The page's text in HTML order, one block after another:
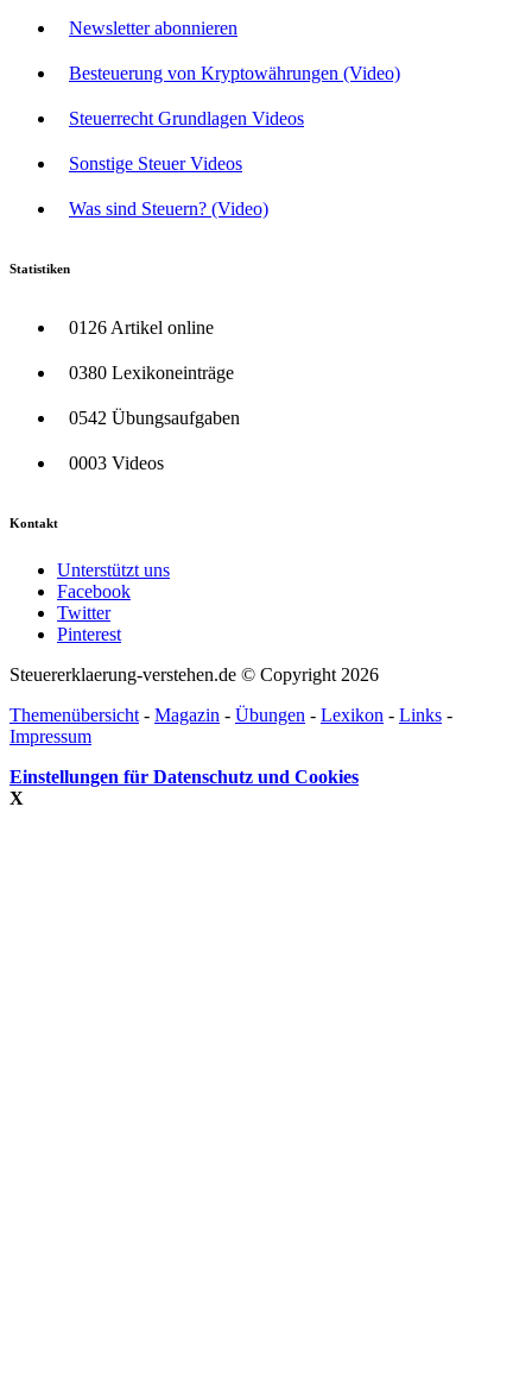
Newsletter abonnieren
Besteuerung von Kryptowährungen (Video)
Steuerrecht Grundlagen Videos
Sonstige Steuer Videos
Was sind Steuern? (Video)
Statistiken
0126 Artikel online
0380 Lexikoneinträge
0542 Übungsaufgaben
0003 Videos
Kontakt
Unterstützt uns
Facebook
Twitter
Pinterest
Steuererklaerung-verstehen.de © Copyright 2026
Themenübersicht - Magazin - Übungen - Lexikon - Links -
Impressum
Einstellungen für Datenschutz und Cookies
X